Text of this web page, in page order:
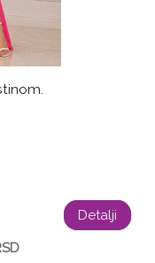
Detalji